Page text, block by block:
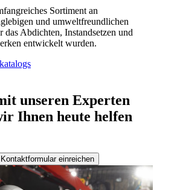
Sortiment an
und umweltfreundlichen
das Abdichten, Instandsetzen und
entwickelt wurden.
unseren Experten
Ihnen heute helfen
einreichen